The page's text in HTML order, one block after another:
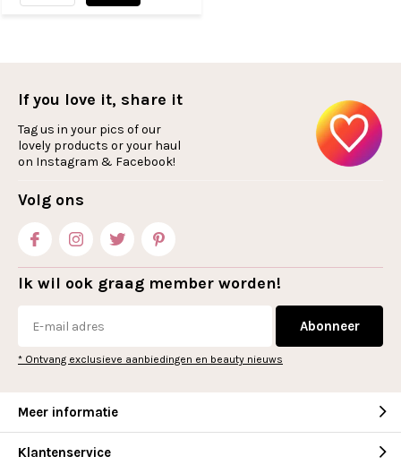
If you love it, share it
Tag us in your pics of our
lovely products or your haul
on Instagram & Facebook!
Volg ons
Ik wil ook graag member worden!
Abonneer
* Ontvang exclusieve aanbiedingen en beauty nieuws
Meer informatie
Klantenservice